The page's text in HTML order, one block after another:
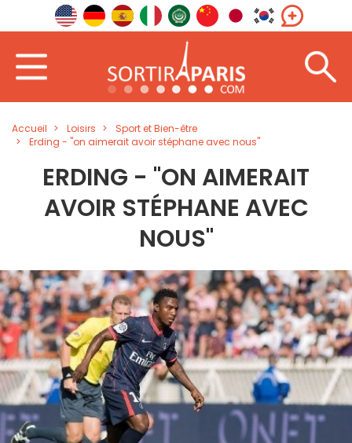
Accueil Loisirs
Sport et Bien-être
Erding - "on aimerait avoir stéphane avec nous"
ERDING - "ON AIMERAIT
AVOIR STÉPHANE AVEC
NOUS"